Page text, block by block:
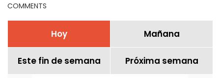
COMMENTS
Hoy Mañana
Este fin de semana Próxima semana